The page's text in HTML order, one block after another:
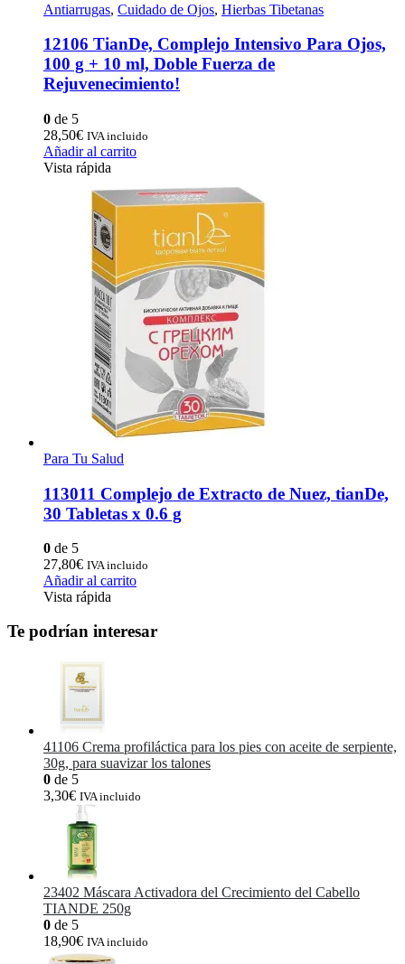
Antiarrugas, Cuidado de Ojos, Hierbas Tibetanas
12106 TianDe, Complejo Intensivo Para Ojos,
100 g + 10 ml, Doble Fuerza de
Rejuvenecimiento!
0 de 5
28,50€ IVA incluido
Añadir al carrito
Vista rápida
Para Tu Salud
113011 Complejo de Extracto de Nuez, tianDe,
30 Tabletas x 0.6 g
0 de 5
27,80€ IVA incluido
Añadir al carrito
Vista rápida
Te podrían interesar
41106 Crema profiláctica para los pies con aceite de serpiente,
30g, para suavizar los talones
0 de 5
3,30€ IVA incluido
23402 Máscara Activadora del Crecimiento del Cabello
TIANDE 250g
0 de 5
18,90€ IVA incluido